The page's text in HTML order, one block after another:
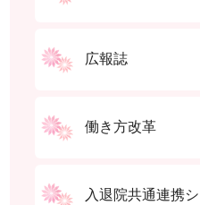
広報誌
働き方改革
入退院共通連携